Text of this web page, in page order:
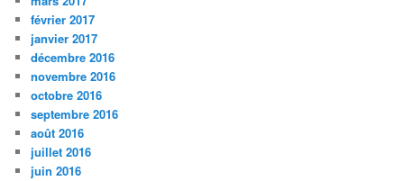
février 2017
janvier 2017
décembre 2016
novembre 2016
octobre 2016
septembre 2016
août 2016
juillet 2016
juin 2016